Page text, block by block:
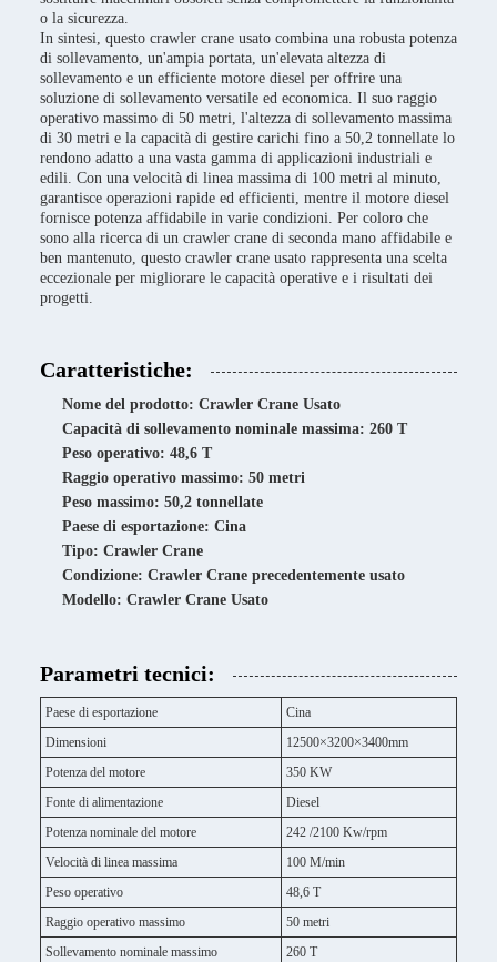
o la sicurezza.
In sintesi, questo crawler crane usato combina una robusta potenza
di sollevamento, un'ampia portata, un'elevata altezza di
sollevamento e un efficiente motore diesel per offrire una
soluzione di sollevamento versatile ed economica. Il suo raggio
operativo massimo di 50 metri, l'altezza di sollevamento massima
di 30 metri e la capacità di gestire carichi fino a 50,2 tonnellate lo
rendono adatto a una vasta gamma di applicazioni industriali e
edili. Con una velocità di linea massima di 100 metri al minuto,
garantisce operazioni rapide ed efficienti, mentre il motore diesel
fornisce potenza affidabile in varie condizioni. Per coloro che
sono alla ricerca di un crawler crane di seconda mano affidabile e
ben mantenuto, questo crawler crane usato rappresenta una scelta
eccezionale per migliorare le capacità operative e i risultati dei
progetti.
Caratteristiche:
Nome del prodotto: Crawler Crane Usato
Capacità di sollevamento nominale massima: 260 T
Peso operativo: 48,6 T
Raggio operativo massimo: 50 metri
Peso massimo: 50,2 tonnellate
Paese di esportazione: Cina
Tipo: Crawler Crane
Condizione: Crawler Crane precedentemente usato
Modello: Crawler Crane Usato
Parametri tecnici:
Paese di esportazione
Cina
Dimensioni
12500×3200×3400mm
Potenza del motore
350 KW
Fonte di alimentazione
Diesel
Potenza nominale del motore
242 /2100 Kw/rpm
Velocità di linea massima
100 M/min
Peso operativo
48,6 T
Raggio operativo massimo
50 metri
Sollevamento nominale massimo
260 T